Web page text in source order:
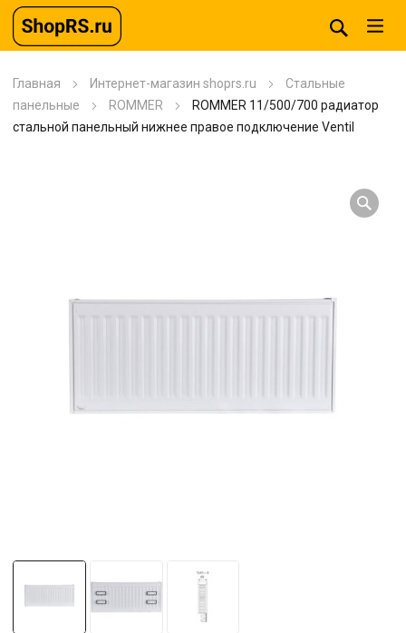
Главная Интернет-магазин shoprs.ru
Стальные
панельные
ROMMER
ROMMER 11/500/700 радиатор
стальной панельный нижнее правое подключение Ventil